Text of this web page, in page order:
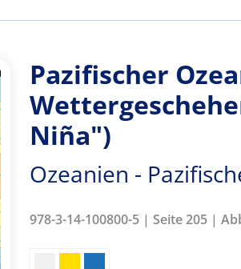
Pazifischer
Niña")
Ozeanien -
978-3-14-100800-5 | Seite 205 |